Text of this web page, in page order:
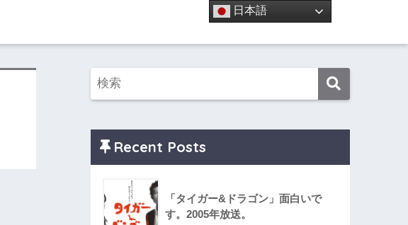
Recent Posts
「タイガー&ドラゴン」面白いで
す。2005年放送。
日本語